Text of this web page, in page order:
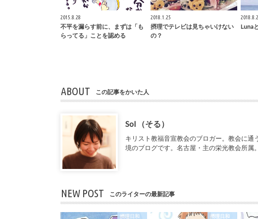
2015.8.28
不平を漏らす前に、まずは「も
らってる」ことを認める
2018.1.25
摂理でテレビは見ちゃいけない
の？
Luna
ABOUT この記事をかいた人
Sol （そる）
キリスト教福音宣教会のブロガー。教会に
境のブログです。名古屋・主の栄光教会所属。
NEW POST このライターの最新記事
摂理日和 摂理日和